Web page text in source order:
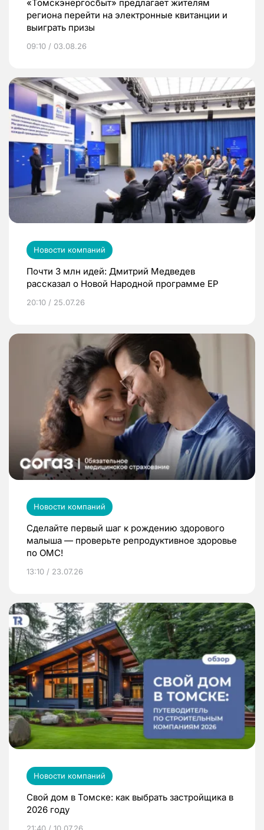
«Томскэнергосбыт» предлагает жителям
региона перейти на электронные квитанции и
выиграть призы
09:10 / 03.08.26
Новости компаний
Почти 3 млн идей: Дмитрий Медведев
рассказал о Новой Народной программе ЕР
20:10 / 25.07.26
Новости компаний
Сделайте первый шаг к рождению здорового
малыша — проверьте репродуктивное здоровье
по ОМС!
13:10 / 23.07.26
Новости компаний
Свой дом в Томске: как выбрать застройщика в
2026 году
21:40 / 10.07.26